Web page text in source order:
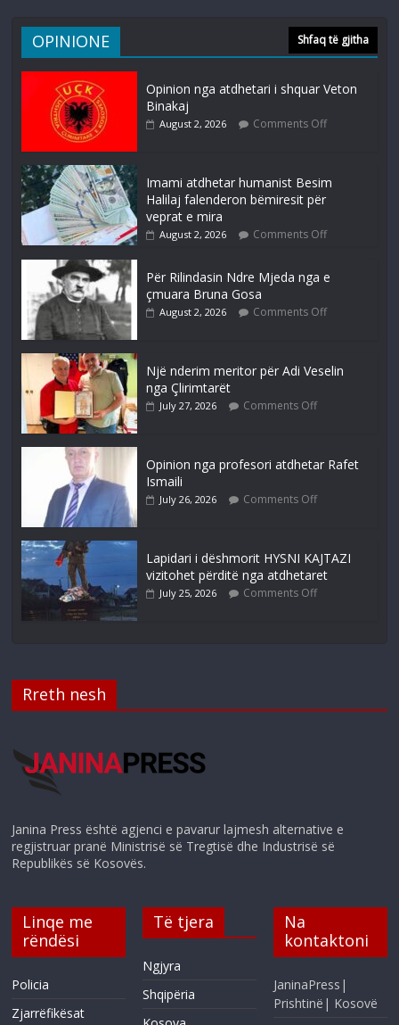
OPINIONE Shfaq të gjitha
Opinion nga atdhetari i shquar Veton
Binakaj
August 2, 2026 Comments Off
Imami atdhetar humanist Besim
Halilaj falenderon bëmiresit për
veprat e mira
August 2, 2026 Comments Off
Për Rilindasin Ndre Mjeda nga e
çmuara Bruna Gosa
August 2, 2026 Comments Off
Një nderim meritor për Adi Veselin
nga Çlirimtarët
July 27, 2026 Comments Off
Opinion nga profesori atdhetar Rafet
Ismaili
July 26, 2026 Comments Off
Lapidari i dëshmorit HYSNI KAJTAZI
vizitohet përditë nga atdhetaret
July 25, 2026 Comments Off
Rreth nesh
Janina Press është agjenci e pavarur lajmesh alternative e
regjistruar pranë Ministrisë së Tregtisë dhe Industrisë së
Republikës së Kosovës.
Linqe me
rëndësi
Policia
Zjarrëfikësat
Të tjera
Ngjyra
Shqipëria
Na
kontaktoni
JaninaPress|
Prishtinë| Kosovë